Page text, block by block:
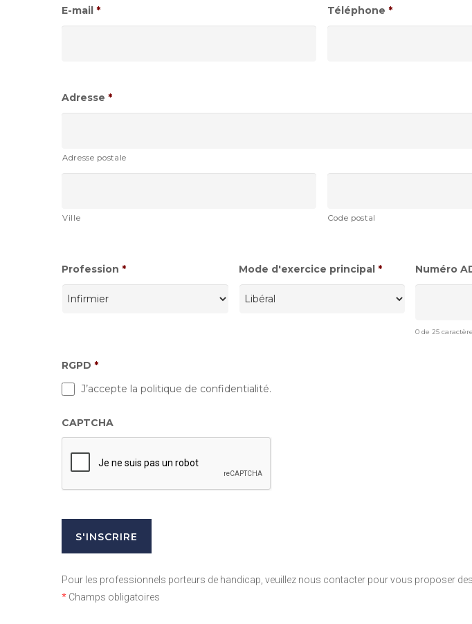
E-mail * Téléphone *
Adresse *
Adresse postale
Ville Code postal
Profession * Mode d'exercice principal * Numéro
0 de 25
RGPD *
J’accepte la politique de confidentialité.
CAPTCHA
Pour les professionnels porteurs de handicap, veuillez nous contacter pour vous proposer
* Champs obligatoires